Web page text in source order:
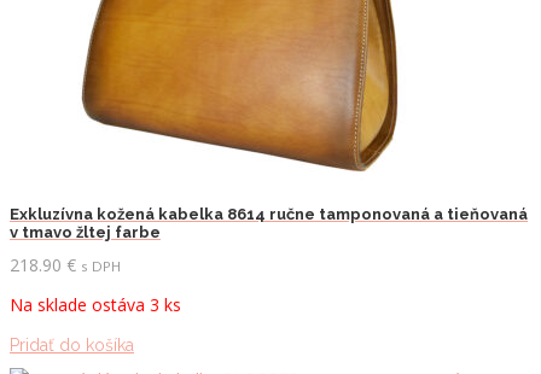
Exkluzívna kožená kabelka 8614 ručne tamponovaná a tieňovaná
v tmavo žltej farbe
218.90 € s DPH
Na sklade ostáva 3 ks
Pridať do košíka